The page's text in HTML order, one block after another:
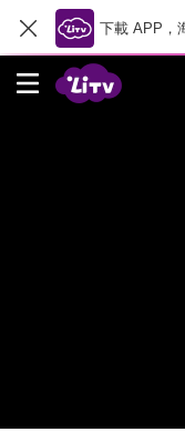
下載 APP，